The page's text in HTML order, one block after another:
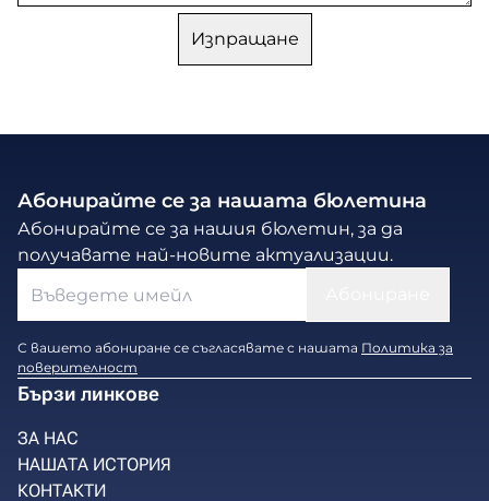
Абонирайте се за нашата бюлетина
Абонирайте се за нашия бюлетин, за да
получавате най-новите актуализации.
С вашето абониране се съгласявате с нашата Политика за
поверителност
Бързи линкове
ЗА НАС
НАШАТА ИСТОРИЯ
КОНТАКТИ